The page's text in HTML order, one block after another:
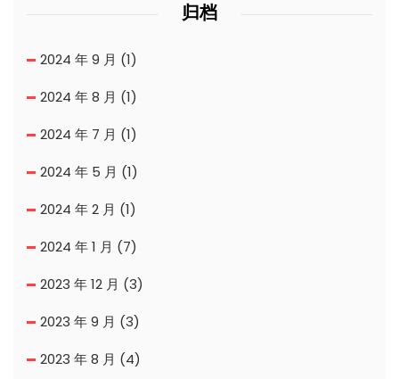
归档
2024 年 9 月 (1)
2024 年 8 月 (1)
2024 年 7 月 (1)
2024 年 5 月 (1)
2024 年 2 月 (1)
2024 年 1 月 (7)
2023 年 12 月 (3)
2023 年 9 月 (3)
2023 年 8 月 (4)